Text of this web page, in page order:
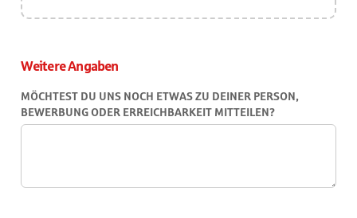
angeben.
Weitere Angaben
MÖCHTEST DU UNS NOCH ETWAS ZU DEINER PERSON,
BEWERBUNG ODER ERREICHBARKEIT MITTEILEN?